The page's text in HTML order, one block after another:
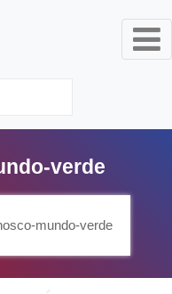
verde
mundo-verde